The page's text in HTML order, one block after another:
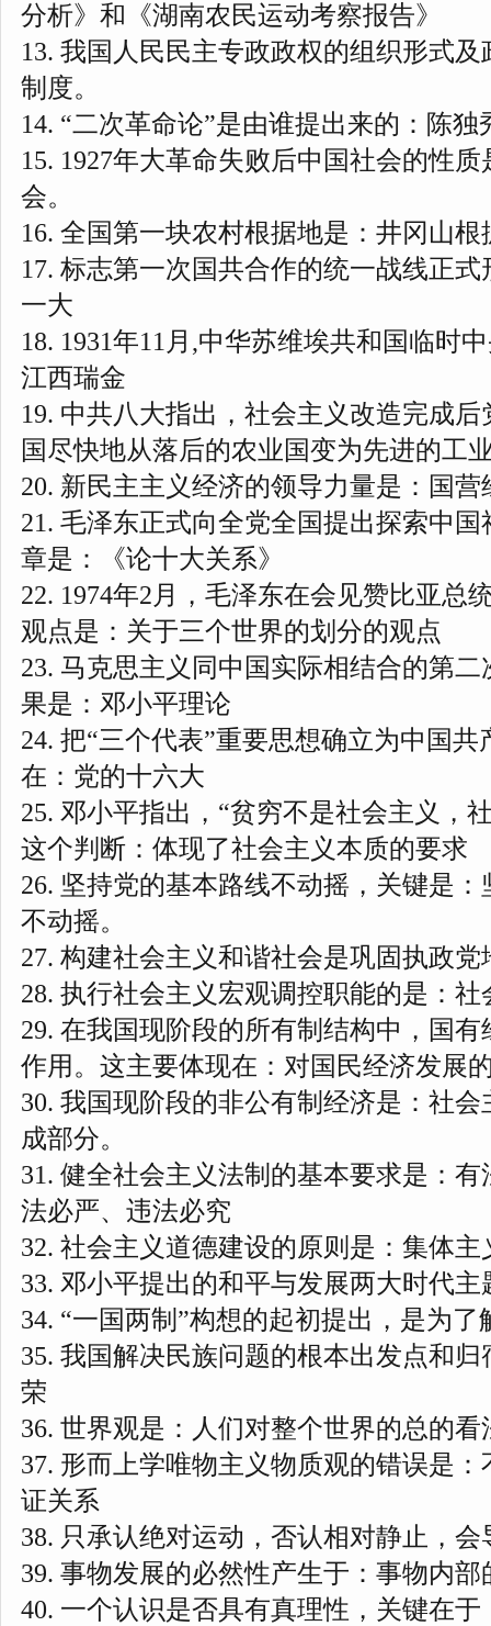
分析》和《湖南农民运动考察报告》
13. 我国人民民主专政政权的组织形式
制度。
14. “二次革命论”是由谁提出来的：陈独
15. 1927年大革命失败后中国社会的性
会。
16. 全国第一块农村根据地是：井冈山根
17. 标志第一次国共合作的统一战线正
一大
18. 1931年11月,中华苏维埃共和国临时
江西瑞金
19. 中共八大指出，社会主义改造完成
国尽快地从落后的农业国变为先进的工
20. 新民主主义经济的领导力量是：国营
21. 毛泽东正式向全党全国提出探索中
章是：《论十大关系》
22. 1974年2月，毛泽东在会见赞比亚总
观点是：关于三个世界的划分的观点
23. 马克思主义同中国实际相结合的第
果是：邓小平理论
24. 把“三个代表”重要思想确立为中国
在：党的十六大
25. 邓小平指出，“贫穷不是社会主义，
这个判断：体现了社会主义本质的要求
26. 坚持党的基本路线不动摇，关键是
不动摇。
27. 构建社会主义和谐社会是巩固执政
28. 执行社会主义宏观调控职能的是：
29. 在我国现阶段的所有制结构中，国
作用。这主要体现在：对国民经济发展
30. 我国现阶段的非公有制经济是：社
成部分。
31. 健全社会主义法制的基本要求是：
法必严、违法必究
32. 社会主义道德建设的原则是：集体主
33. 邓小平提出的和平与发展两大时代
34. “一国两制”构想的起初提出，是为了
35. 我国解决民族问题的根本出发点和
荣
36. 世界观是：人们对整个世界的总的
37. 形而上学唯物主义物质观的错误是
证关系
38. 只承认绝对运动，否认相对静止，
39. 事物发展的必然性产生于：事物内部
40. 一个认识是否具有真理性，关键在